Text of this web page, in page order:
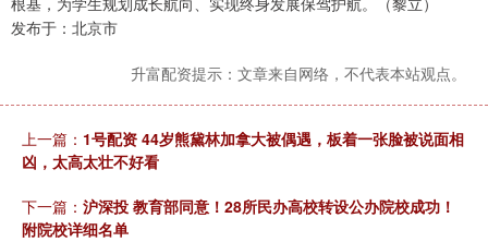
发布于：北京市
升富配资提示：文章来自网络，不代表本站观点。
上一篇： 1号配资 44岁熊黛林加拿大被偶遇，板着一张脸被说面相
凶，太高太壮不好看
下一篇： 沪深投 教育部同意！28所民办高校转设公办院校成功！
附院校详细名单